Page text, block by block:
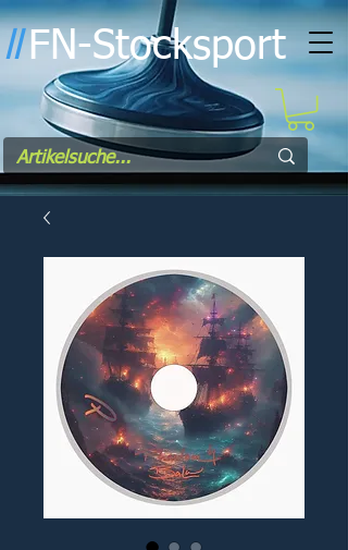
ll FN-Stocksport